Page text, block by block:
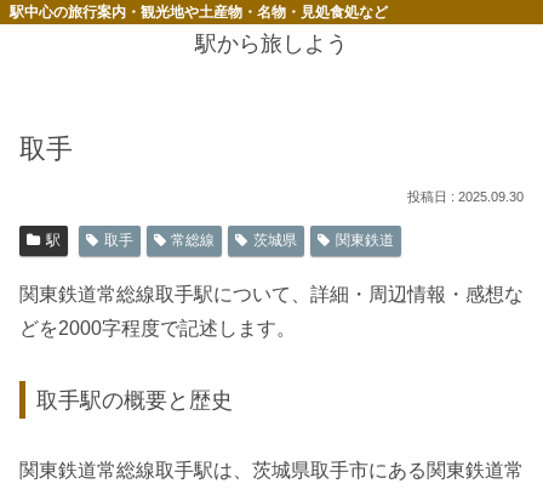
駅中心の旅行案内・観光地や土産物・名物・見処食処など
駅から旅しよう
取手
2025.09.30
駅 取手 常総線 茨城県 関東鉄道
関東鉄道常総線取手駅について、詳細・周辺情報・感想な
どを2000字程度で記述します。
取手駅の概要と歴史
関東鉄道常総線取手駅は、茨城県取手市にある関東鉄道常